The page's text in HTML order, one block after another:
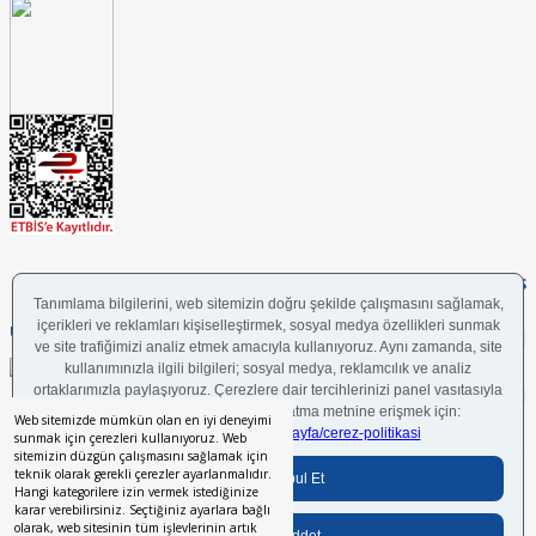
Web sitemizde mümkün olan en iyi deneyimi
sunmak için çerezleri kullanıyoruz. Web
sitemizin düzgün çalışmasını sağlamak için
teknik olarak gerekli çerezler ayarlanmalıdır.
Hangi kategorilere izin vermek istediğinize
karar verebilirsiniz. Seçtiğiniz ayarlara bağlı
olarak, web sitesinin tüm işlevlerinin artık
UYGULAMAMIZI İNDİRİN
FOLLOW US
Bilgi Toplumu Hizmetleri BGYS Politikası Çerez Politikası